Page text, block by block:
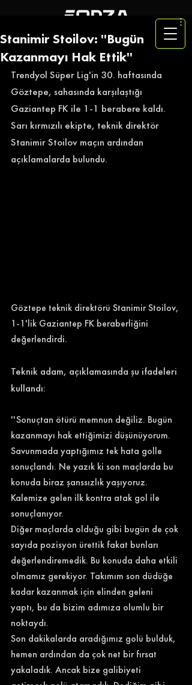
Stanimir Stoilov: ''Bugün
Kazanmayı Hak Ettik''
Trendyol Süper Lig'in 30. haftasında
Göztepe, sahasında karşılaştığı
Gaziantep FK ile 1-1 berabere kaldı.
Sarı kırmızılı ekipte, teknik direktör
Stanimir Stoilov maçın ardından
açıklamalarda bulundu.
Göztepe teknik direktörü Stanimir Stoilov,
1-1'lik Gaziantep FK beraberliğini
değerlendirdi.
Teknik adam, açıklamasında şu ifadeleri
kullandı:
''Sonuçtan ötürü memnun değiliz. Bugün
kazanmayı hak ettiğimizi düşünüyorum.
Savunmada yaptığımız tek hata golle
sonuçlandı. Ne yazık ki son maçlarda bu
konuda biraz şanssızlık yaşıyoruz.
Kalemize gelen ilk kontra atak gol ile
sonuçlanıyor.
Diğer maçlarda olduğu gibi bugün de çok
sayıda pozisyon ürettik fakat bunları
değerlendiremedik. Bu konuda daha etkili
olmamız gerekiyor. Takımım son düdüğe
kadar kazanmak için elinden geleni
yaptı, bu da bizim adımıza olumlu bir
noktaydı.
Son dakikalarda aradığımız golü bulduk,
hemen ardından da çok net bir fırsat
yakaladık. Ancak bize galibiyeti